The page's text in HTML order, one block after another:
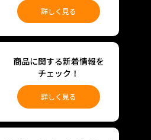
詳しく見る
商品に関する新着情報を
チェック！
詳しく見る